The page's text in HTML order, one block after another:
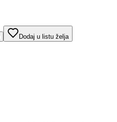
Dodaj u listu želja